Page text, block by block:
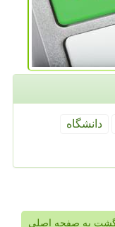
دانشگاه
به صفحه اصلی